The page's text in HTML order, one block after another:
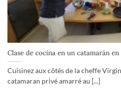
Clase de cocina en un catamarán
Cuisinez aux côtés de la cheffe
catamaran privé amarré au [...]